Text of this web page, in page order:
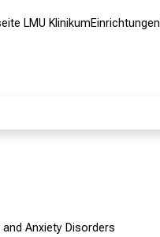
LMU KlinikumEinrichtungen
and Anxiety Disorders